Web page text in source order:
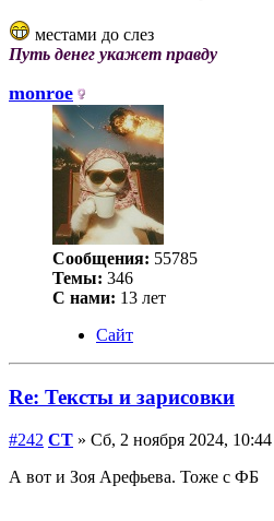
местами до слез
Путь денег укажет правду
monroe
Сообщения: 55785
Темы: 346
С нами: 13 лет
Сайт
Re: Тексты и зарисовки
#242 СТ » Сб, 2 ноября 2024, 10:44
А вот и Зоя Арефьева. Тоже с ФБ